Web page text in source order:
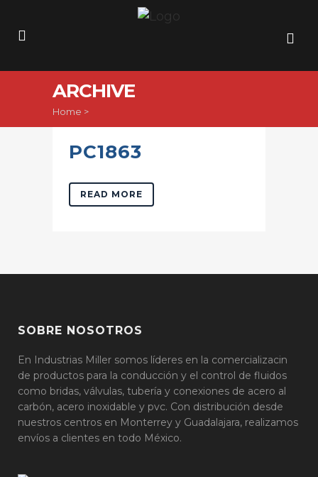
ARCHIVE
Home >
PC1863
READ MORE
SOBRE NOSOTROS
En Industrias Miller somos líderes en la comercializacin
de productos para la conducción y el control de fluidos
como bridas, válvulas, tubería y conexiones de acero al
carbón, acero inoxidable y pvc. Con distribución desde
nuestros centros en Monterrey y Guadalajara, realizamos
envíos a clientes en todo México.